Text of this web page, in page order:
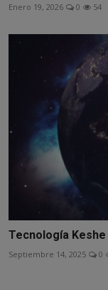
Enero 19, 2026 0 54
Tecnología Keshe
Septiembre 14, 2025 0